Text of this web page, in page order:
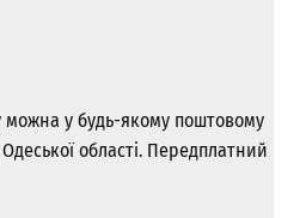
можна у будь-якому поштовому
Одеської області. Передплатний